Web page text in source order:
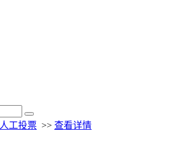
人工投票 >> 查看详情